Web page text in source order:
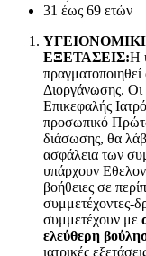
31 έως 69 ετών
ΕΞΕΤΑΣΕΙΣ:Η
Διοργάνωσης. Οι
Επικεφαλής
προσωπικό
διάσωσης, θα
ασφάλεια των
υπάρχουν
βοήθειες σε
συμμετέχοντες-
συμμετέχουν με
ελεύθερη
ιατρικές